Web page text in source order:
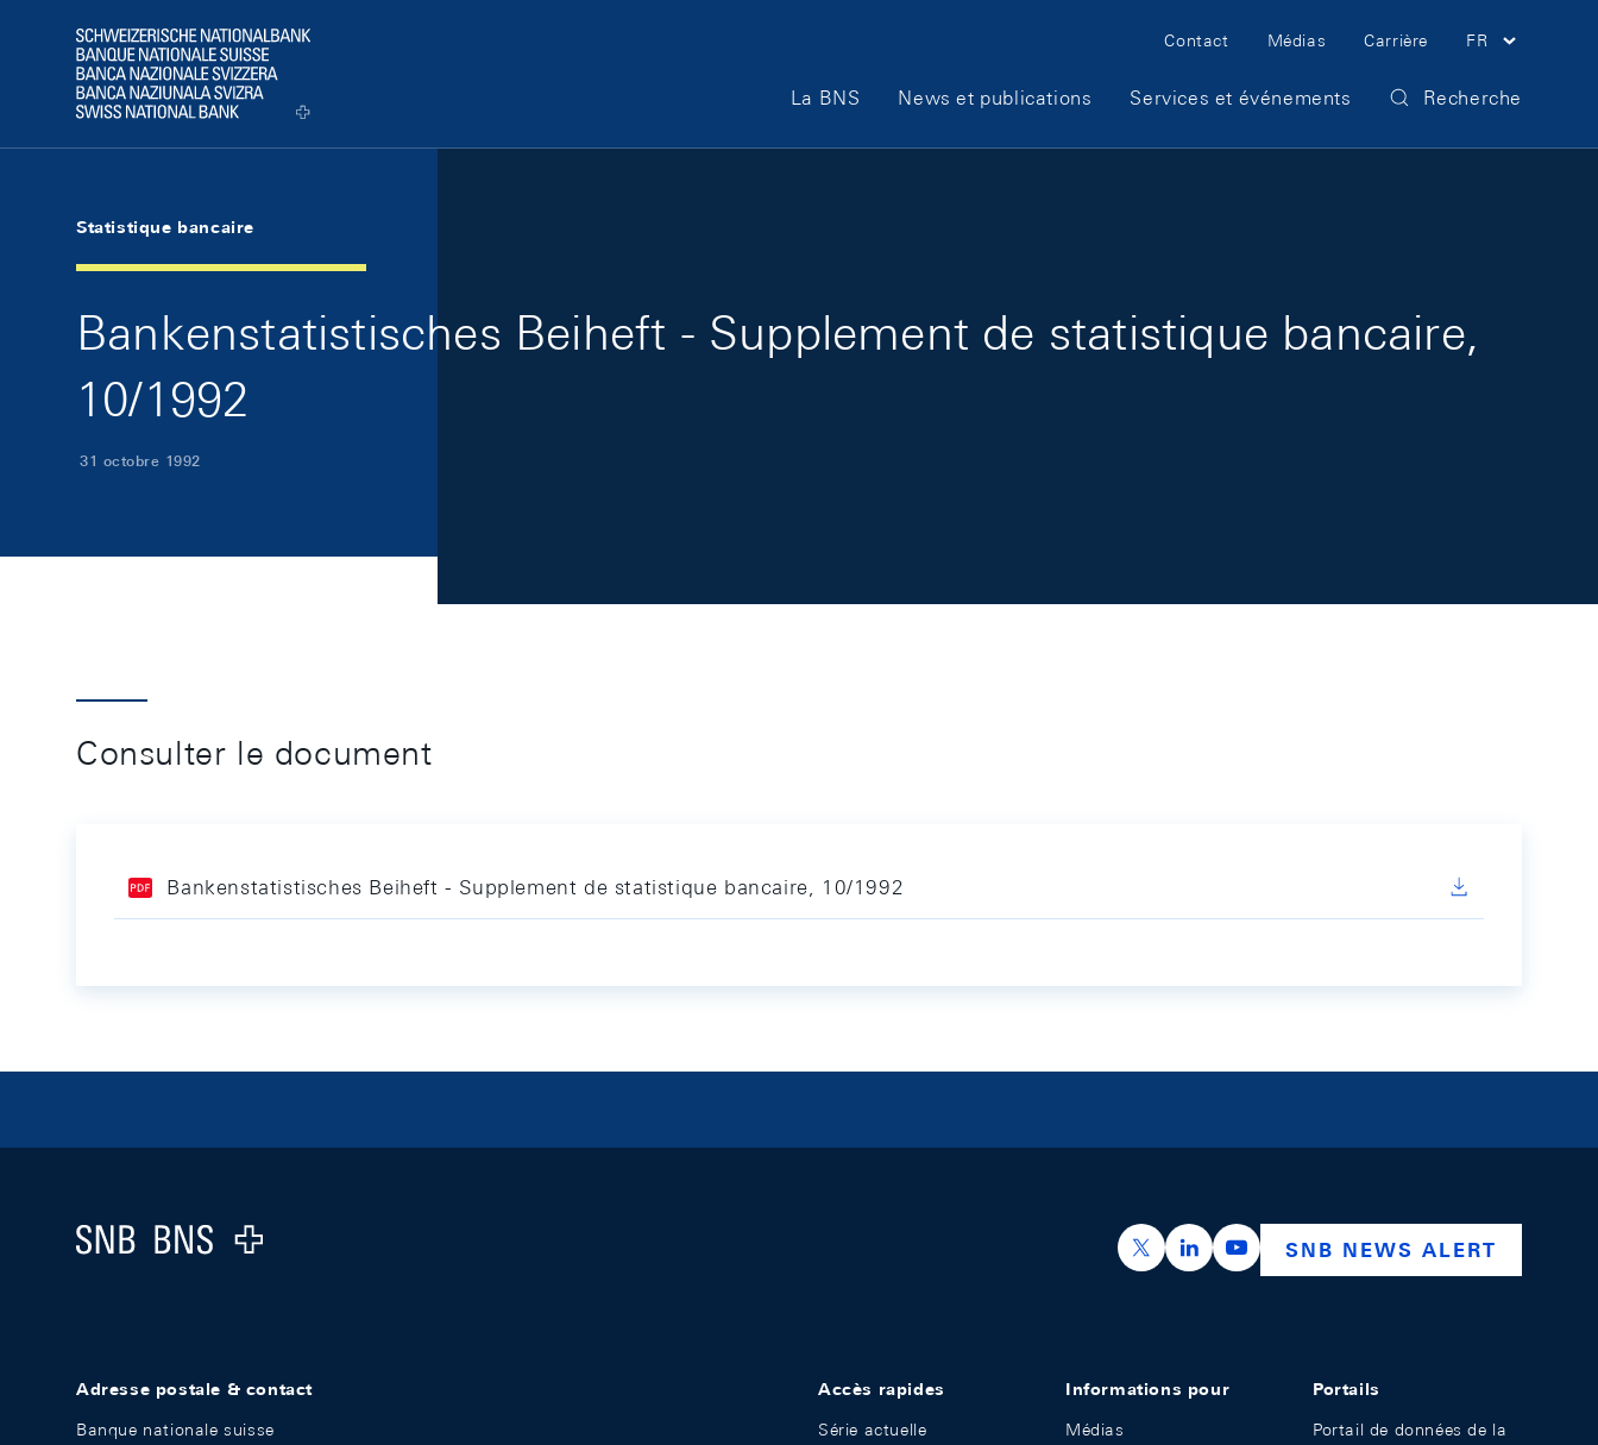
Logo
Meta Navigation
Contact Médias Carrière FR
Main Navigation
La BNS News et publications Services et événements Recherche
Statistique bancaire
Bankenstatistisches Beiheft - Supplement de statistique bancaire,
10/1992
31 octobre 1992
Consulter le document
Bankenstatistisches Beiheft - Supplement de statistique bancaire, 10/1992
Logo
https://x.com/snb_bns
https://ch.linkedin.com/company/swiss-
https://www.youtube.com/
SNB NEWS ALERT
Adresse postale & contact
Banque nationale suisse
Accès rapides
Série actuelle
Informations pour
Médias
Portails
Portail de données de la